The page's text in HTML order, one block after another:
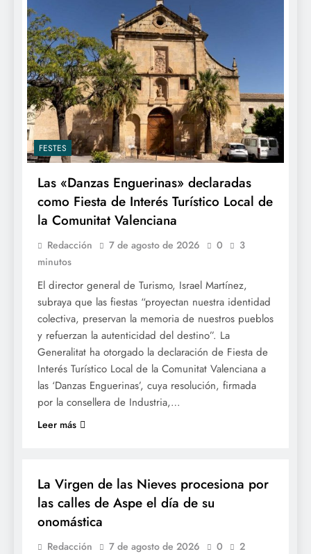
FESTES
Las «Danzas Enguerinas» declaradas
como Fiesta de Interés Turístico Local de
la Comunitat Valenciana
Redacción 7 de agosto de 2026 0
3
minutos
El director general de Turismo, Israel Martínez,
subraya que las fiestas “proyectan nuestra identidad
colectiva, preservan la memoria de nuestros pueblos
y refuerzan la autenticidad del destino”. La
Generalitat ha otorgado la declaración de Fiesta de
Interés Turístico Local de la Comunitat Valenciana a
las ‘Danzas Enguerinas’, cuya resolución, firmada
por la consellera de Industria,…
Leer más
La Virgen de las Nieves procesiona por
las calles de Aspe el día de su
onomástica
Redacción 7 de agosto de 2026 0
2